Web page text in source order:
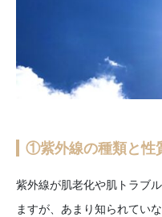
①紫外線の種類と性
紫外線が肌老化や肌トラブ
ますが、あまり知られてい